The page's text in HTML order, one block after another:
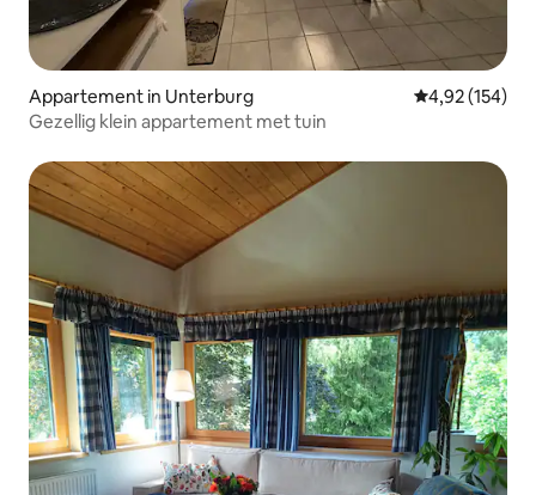
Appartement in Unterburg Gemiddelde
4,92 (154)
Gezellig klein appartement met tuin